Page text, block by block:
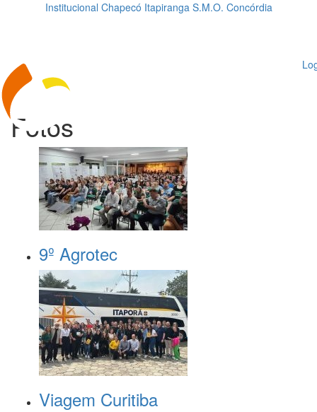
Institucional Chapecó Itapiranga S.M.O. Concórdia
Fotos
9º Agrotec
Viagem Curitiba